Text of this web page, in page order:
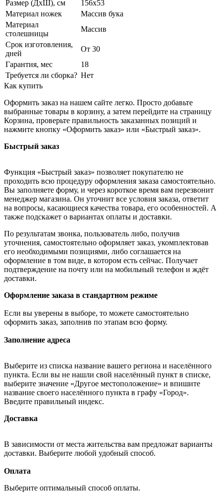
Размер (ДхШ), см
156х53
Материал ножек
Массив бука
Материал
столешницы
Массив
Срок изготовления,
дней
От 30
Гарантия, мес
18
Требуется ли сборка? Нет
Как купить
Оформить заказ на нашем сайте легко. Просто добавьте
выбранные товары в корзину, а затем перейдите на страницу
Корзина, проверьте правильность заказанных позиций и
нажмите кнопку «Оформить заказ» или «Быстрый заказ».
Быстрый заказ
Функция «Быстрый заказ» позволяет покупателю не
проходить всю процедуру оформления заказа самостоятельно.
Вы заполняете форму, и через короткое время вам перезвонит
менеджер магазина. Он уточнит все условия заказа, ответит
на вопросы, касающиеся качества товара, его особенностей. А
также подскажет о вариантах оплаты и доставки.
По результатам звонка, пользователь либо, получив
уточнения, самостоятельно оформляет заказ, укомплектовав
его необходимыми позициями, либо соглашается на
оформление в том виде, в котором есть сейчас. Получает
подтверждение на почту или на мобильный телефон и ждёт
доставки.
Оформление заказа в стандартном режиме
Если вы уверены в выборе, то можете самостоятельно
оформить заказ, заполнив по этапам всю форму.
Заполнение адреса
Выберите из списка название вашего региона и населённого
пункта. Если вы не нашли свой населённый пункт в списке,
выберите значение «Другое местоположение» и впишите
название своего населённого пункта в графу «Город».
Введите правильный индекс.
Доставка
В зависимости от места жительства вам предложат варианты
доставки. Выберите любой удобный способ.
Оплата
Выберите оптимальный способ оплаты.